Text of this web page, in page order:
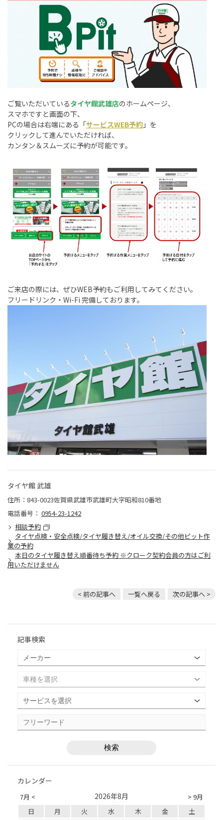
ご覧いただいているタイヤ館武雄店のホームページ、
スマホですと画面の下、
PCの場合は右端にある「サービスWEB予約 」を
クリックして進んでいただければ、
カンタン＆スムーズに予約が可能です。
ご来店の際には、ぜひWEB予約もご利用してみてください。
フリードリンク・Wi-Fi 完備しております。
タイヤ館 武雄
住所：843-0023佐賀県武雄市武雄町大字昭和810番地
電話番号： 0954-23-1242
相談予約
タイヤ点検・安全点検/タイヤ履き替え/オイル交換/その他ピット作
業の予約
本日のタイヤ履き替え順番待ち予約 ※クローク契約会員の方はご利
用いただけません
< 前の記事へ 一覧へ戻る 次の記事へ >
記事検索
カレンダー
7月 < > 9月
2026年8月
日 月 火 水 木 金
土